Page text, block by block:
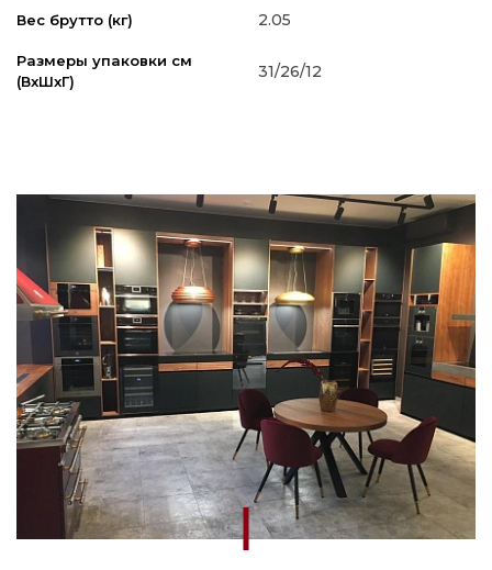
Вес брутто (кг) 2.05
Размеры упаковки см
(ВxШxГ)
31/26/12